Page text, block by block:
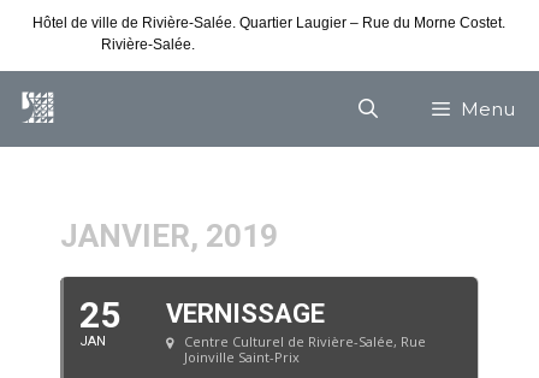
Hôtel de ville de Rivière-Salée. Quartier Laugier – Rue du Morne Costet.
Rivière-Salée.
Menu
JANVIER, 2019
25
JAN
VERNISSAGE
Centre Culturel de Rivière-Salée, Rue
Joinville Saint-Prix